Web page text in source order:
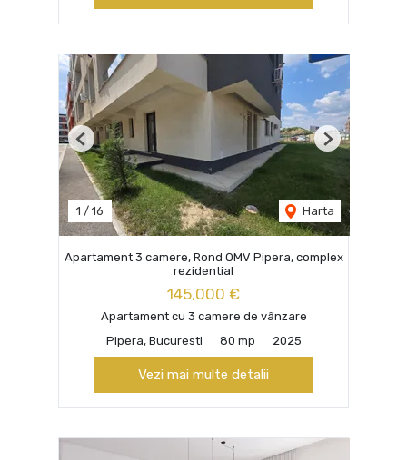
1 / 16 Harta
Previous Next
Apartament 3 camere, Rond OMV Pipera, complex
rezidential
145,000 €
Apartament cu 3 camere de vânzare
Pipera, Bucuresti
80 mp 2025
Vezi mai multe detalii